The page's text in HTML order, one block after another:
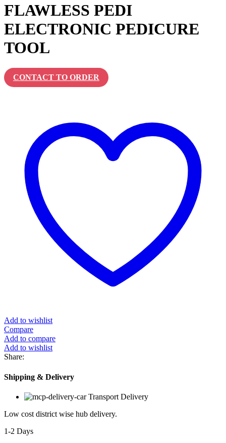
FLAWLESS PEDI
ELECTRONIC PEDICURE
TOOL
CONTACT TO ORDER
Add to wishlist
Compare
Add to compare
Add to wishlist
Share:
Shipping & Delivery
Transport Delivery
Low cost district wise hub delivery.
1-2 Days